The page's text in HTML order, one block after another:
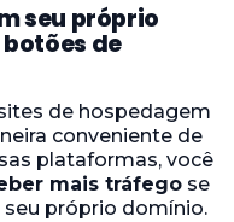
seu próprio
de
de hospedagem
conveniente de
plataformas, você
mais tráfego se
próprio domínio.